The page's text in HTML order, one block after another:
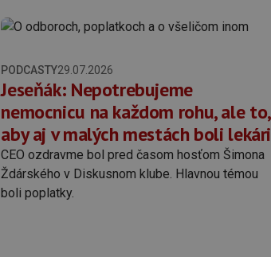
PODCASTY29.07.2026
Jeseňák: Nepotrebujeme
nemocnicu na každom rohu, ale to,
aby aj v malých mestách boli lekári
CEO ozdravme bol pred časom hosťom Šimona
Ždárského v Diskusnom klube. Hlavnou témou
boli poplatky.